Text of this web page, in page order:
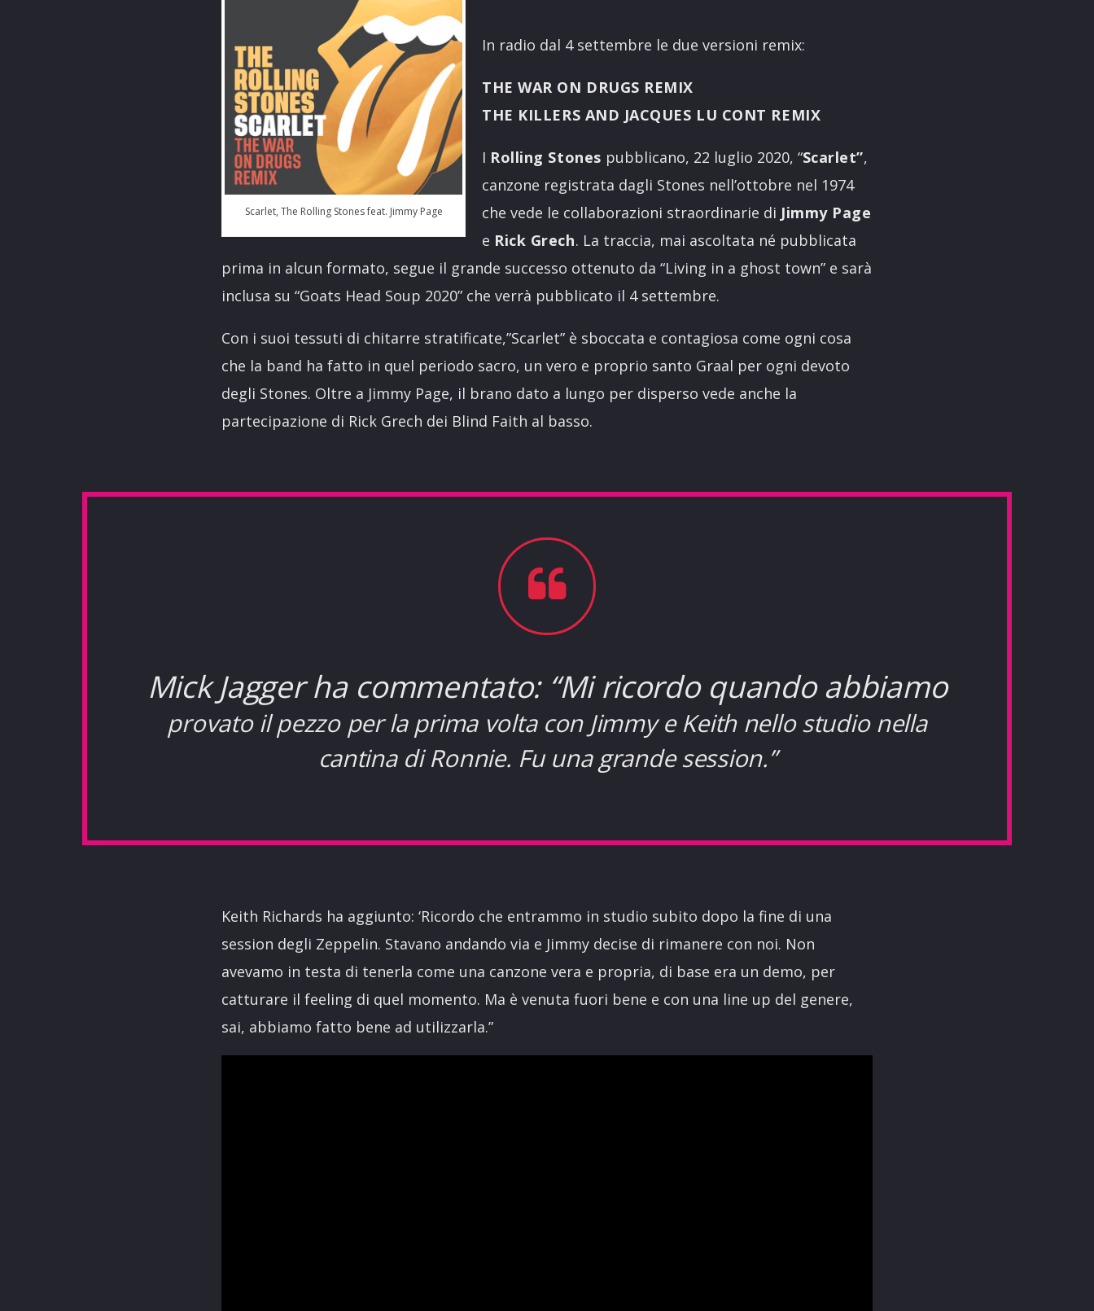
Scarlet, The Rolling Stones feat. Jimmy Page
In radio dal 4 settembre le due versioni remix:
THE WAR ON DRUGS REMIX
THE KILLERS AND JACQUES LU CONT REMIX
I Rolling Stones pubblicano, 22 luglio 2020, “Scarlet”,
canzone registrata dagli Stones nell’ottobre nel 1974
che vede le collaborazioni straordinarie di Jimmy Page
e Rick Grech. La traccia, mai ascoltata né pubblicata
prima in alcun formato, segue il grande successo ottenuto da “Living in a ghost town” e sarà
inclusa su “Goats Head Soup 2020” che verrà pubblicato il 4 settembre.
Con i suoi tessuti di chitarre stratificate,”Scarlet” è sboccata e contagiosa come ogni cosa
che la band ha fatto in quel periodo sacro, un vero e proprio santo Graal per ogni devoto
degli Stones. Oltre a Jimmy Page, il brano dato a lungo per disperso vede anche la
partecipazione di Rick Grech dei Blind Faith al basso.
Mick Jagger ha commentato: “Mi ricordo quando abbiamo
provato il pezzo per la prima volta con Jimmy e Keith nello studio nella
cantina di Ronnie. Fu una grande session.”
Keith Richards ha aggiunto: ‘Ricordo che entrammo in studio subito dopo la fine di una
session degli Zeppelin. Stavano andando via e Jimmy decise di rimanere con noi. Non
avevamo in testa di tenerla come una canzone vera e propria, di base era un demo, per
catturare il feeling di quel momento. Ma è venuta fuori bene e con una line up del genere,
sai, abbiamo fatto bene ad utilizzarla.”